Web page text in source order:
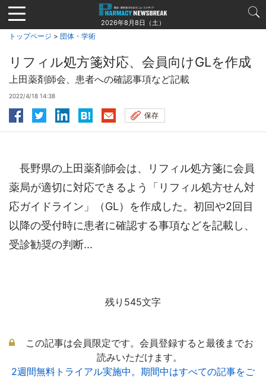
Jump
to
navigation
2026年8月8日（土）
トップページ > 団体・学術
リフィル処方箋対応、会員向けGLを作成
上田薬剤師会、患者への確認事項など記載
2022/4/18 14:38
保存
長野県の上田薬剤師会は、リフィル処方箋に会員
薬局が適切に対応できるよう「リフィル処方せん対
応ガイドライン」（GL）を作成した。初回や2回目
以降の受付時に患者に確認する事項などを記載し、
受診勧奨の判断...
残り545文字
この記事は会員限定です。会員登録すると最後までお
読みいただけます。
2週間無料トライアル実施中。期間中はすべての記事をご